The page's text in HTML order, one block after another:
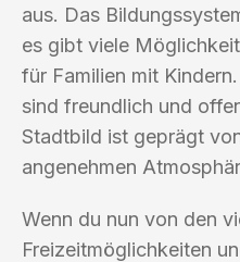
aus. Das
es gibt viele
für Familien mit
sind freundlich und
Stadtbild ist geprägt
angenehmen
Wenn du nun von den
Freizeitmöglichkeiten